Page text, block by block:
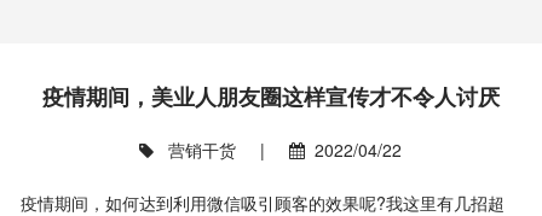
疫情期间，美业人朋友圈这样宣传才不令人讨厌
营销干货 | 2022/04/22
疫情期间，如何达到利用微信吸引顾客的效果呢?我这里有几招超